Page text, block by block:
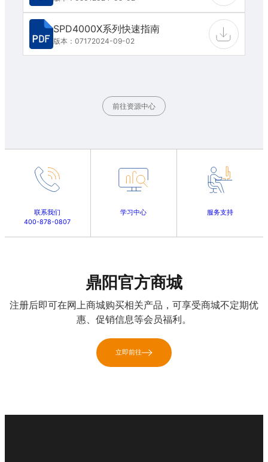
SPD4000X系列快速指南
版本：07172024-09-02
前往资源中心
联系我们
400-878-0807
学习中心 服务支持
鼎阳官方商城
注册后即可在网上商城购买相关产品，可享受商城不定期优
惠、促销信息等会员福利。
立即前往